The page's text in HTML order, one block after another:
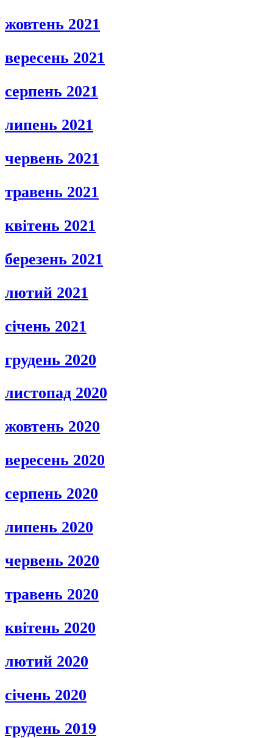
жовтень 2021
вересень 2021
серпень 2021
липень 2021
червень 2021
травень 2021
квітень 2021
березень 2021
лютий 2021
січень 2021
грудень 2020
листопад 2020
жовтень 2020
вересень 2020
серпень 2020
липень 2020
червень 2020
травень 2020
квітень 2020
лютий 2020
січень 2020
грудень 2019